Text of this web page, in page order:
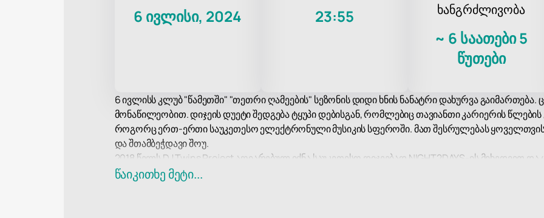
6 ივლისი, 2024 23:55
ხანგრძლივობა
~ 6 საათები 5
წუთები
6 ივლისს კლუბ "წამეთში" "თეთრი ღამეების" სეზონის დიდი ხნის ნანატრი დახურვა გაიმართება.
მონაწილეობით. დიჯეის დუეტი შედგება ტყუპი დებისგან, რომლებიც თავიანთი კარიერის
როგორც ერთ-ერთი საუკეთესო ელექტრონული მუსიკის სფეროში. მათ შესრულებას ყოველთვის
და შთამბეჭდავი შოუ.
2018 წელს DJ Twins Project აღიარებულ იქნა საუკეთესო დიჯეებად NIGHT2DAYS-ის მიხედვით
ჟურნალ PLAYBOY-ის მიხედვით. მათი უნიკალური სტილი და პროფესიონალიზმი მთელს
წაიკითხე მეტი...